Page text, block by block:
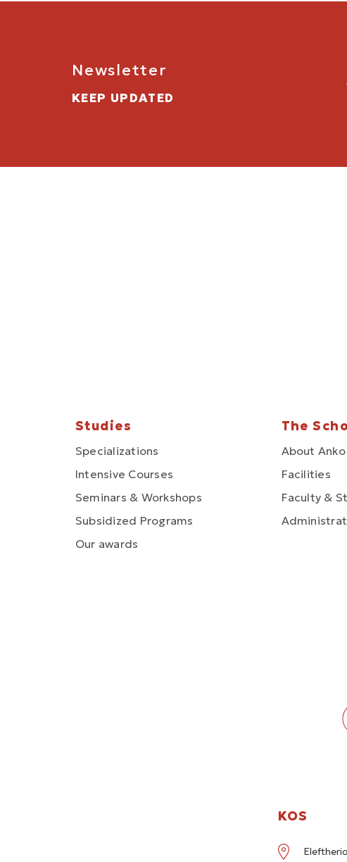
Newsletter
KEEP UPDATED
Studies
Specializations
Intensive Courses
Seminars & Workshops
Subsidized Programs
Our awards
The
About Anko
Facilities
Faculty &
KOS